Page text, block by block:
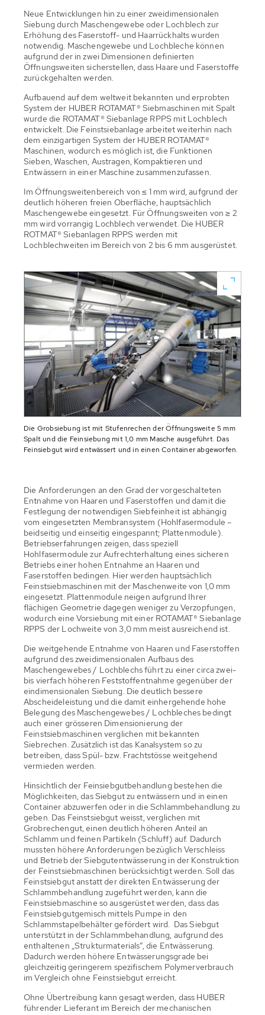
Neue Entwicklungen hin zu einer zweidimensionalen
Siebung durch Maschengewebe oder Lochblech zur
Erhöhung des Faserstoff- und Haarrückhalts wurden
notwendig. Maschengewebe und Lochbleche können
aufgrund der in zwei Dimensionen definierten
Öffnungsweiten sicherstellen, dass Haare und Faserstoffe
zurückgehalten werden.
Aufbauend auf dem weltweit bekannten und erprobten
System der HUBER ROTAMAT® Siebmaschinen mit Spalt
wurde die ROTAMAT® Siebanlage RPPS mit Lochblech
entwickelt. Die Feinstsiebanlage arbeitet weiterhin nach
dem einzigartigen System der HUBER ROTAMAT®
Maschinen, wodurch es möglich ist, die Funktionen
Sieben, Waschen, Austragen, Kompaktieren und
Entwässern in einer Maschine zusammenzufassen.
Im Öffnungsweitenbereich von ≤ 1 mm wird, aufgrund der
deutlich höheren freien Oberfläche, hauptsächlich
Maschengewebe eingesetzt. Für Öffnungsweiten von ≥ 2
mm wird vorrangig Lochblech verwendet. Die HUBER
ROTMAT® Siebanlagen RPPS werden mit
Lochblechweiten im Bereich von 2 bis 6 mm ausgerüstet.
Die Grobsiebung ist mit Stufenrechen der Öffnungsweite 5 mm
Spalt und die Feinsiebung mit 1,0 mm Masche ausgeführt. Das
Feinsiebgut wird entwässert und in einen Container abgeworfen.
Die Anforderungen an den Grad der vorgeschalteten
Entnahme von Haaren und Faserstoffen und damit die
Festlegung der notwendigen Siebfeinheit ist abhängig
vom eingesetzten Membransystem (Hohlfasermodule –
beidseitig und einseitig eingespannt; Plattenmodule).
Betriebserfahrungen zeigen, dass speziell
Hohlfasermodule zur Aufrechterhaltung eines sicheren
Betriebs einer hohen Entnahme an Haaren und
Faserstoffen bedingen. Hier werden hauptsächlich
Feinstsiebmaschinen mit der Maschenweite von 1,0 mm
eingesetzt. Plattenmodule neigen aufgrund Ihrer
flächigen Geometrie dagegen weniger zu Verzopfungen,
wodurch eine Vorsiebung mit einer ROTAMAT® Siebanlage
RPPS der Lochweite von 3,0 mm meist ausreichend ist.
Die weitgehende Entnahme von Haaren und Faserstoffen
aufgrund des zweidimensionalen Aufbaus des
Maschengewebes / Lochblechs führt zu einer circa zwei-
bis vierfach höheren Feststoffentnahme gegenüber der
eindimensionalen Siebung. Die deutlich bessere
Abscheideleistung und die damit einhergehende hohe
Belegung des Maschengewebes / Lochbleches bedingt
auch einer grösseren Dimensionierung der
Feinstsiebmaschinen verglichen mit bekannten
Siebrechen. Zusätzlich ist das Kanalsystem so zu
betreiben, dass Spül- bzw. Frachtstösse weitgehend
vermieden werden.
Hinsichtlich der Feinsiebgutbehandlung bestehen die
Möglichkeiten, das Siebgut zu entwässern und in einen
Container abzuwerfen oder in die Schlammbehandlung zu
geben. Das Feinstsiebgut weisst, verglichen mit
Grobrechengut, einen deutlich höheren Anteil an
Schlamm und feinen Partikeln (Schluff) auf. Dadurch
mussten höhere Anforderungen bezüglich Verschleiss
und Betrieb der Siebgutentwässerung in der Konstruktion
der Feinstsiebmaschinen berücksichtigt werden. Soll das
Feinstsiebgut anstatt der direkten Entwässerung der
Schlammbehandlung zugeführt werden, kann die
Feinstsiebmaschine so ausgerüstet werden, dass das
Feinstsiebgutgemisch mittels Pumpe in den
Schlammstapelbehälter gefördert wird. Das Siebgut
unterstützt in der Schlammbehandlung, aufgrund des
enthaltenen „Strukturmaterials“, die Entwässerung.
Dadurch werden höhere Entwässerungsgrade bei
gleichzeitig geringerem spezifischem Polymerverbrauch
im Vergleich ohne Feinstsiebgut erreicht.
Ohne Übertreibung kann gesagt werden, dass HUBER
führender Lieferant im Bereich der mechanischen